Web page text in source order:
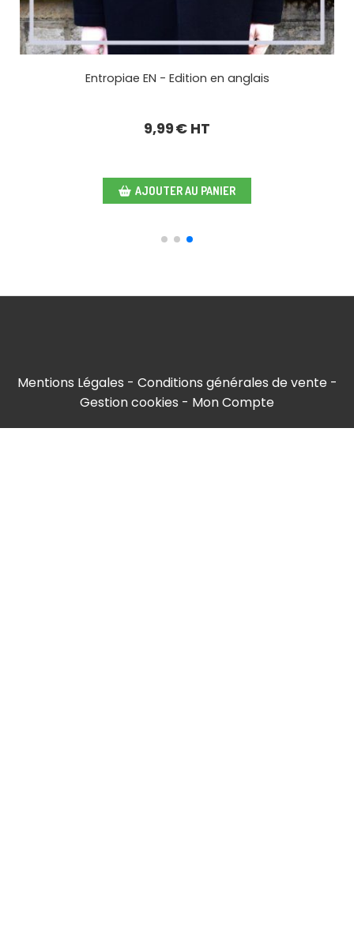
veulent pas dormir... - eBook
AJOUTER AU PANIER
Mentions Légales
Conditions générales de vente
Gestion cookies
Mon Compte